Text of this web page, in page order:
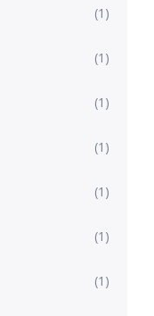
(1)
(1)
(1)
(1)
(1)
(1)
(1)